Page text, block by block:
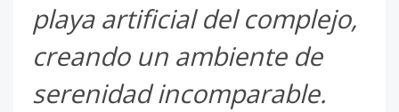
playa artificial del complejo,
creando un ambiente de
serenidad incomparable.